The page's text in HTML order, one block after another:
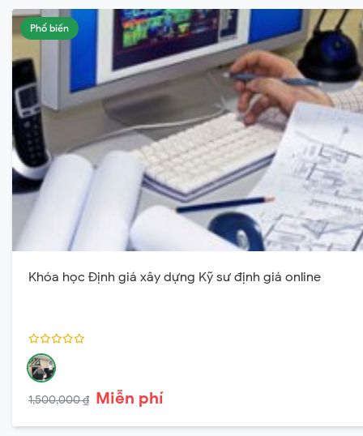
Phổ biến
Khóa học Định giá xây dựng Kỹ sư định giá online
1,500,000 ₫ Miễn phí